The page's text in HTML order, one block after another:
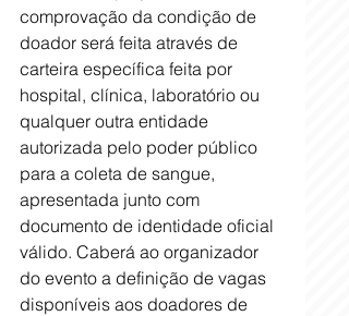
comprovação da condição de
doador será feita através de
carteira específica feita por
hospital, clínica, laboratório ou
qualquer outra entidade
autorizada pelo poder público
para a coleta de sangue,
apresentada junto com
documento de identidade oficial
válido. Caberá ao organizador
do evento a definição de vagas
disponíveis aos doadores de